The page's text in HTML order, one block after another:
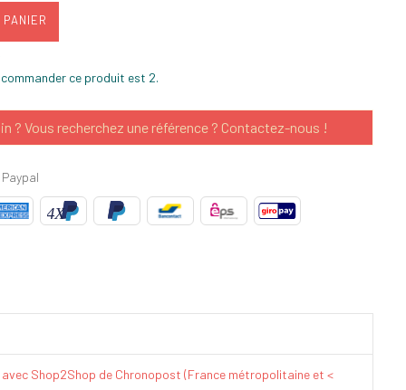
ce produit est 2.
? Vous recherchez une référence ? Contactez-nous !
Shop2Shop de Chronopost (France métropolitaine et <